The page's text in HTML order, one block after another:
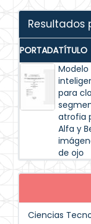
Resultados
PORTADATÍTULO
Modelo
para
atrofia
Alfa y
de ojo
Ciencias